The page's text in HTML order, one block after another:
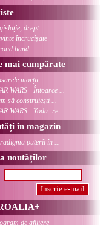
drept
încrucișate
hand
mai cumpărate
morții
WARS - Întoarce ...
să construiești ...
WARS - Yoda: re ...
în magazin
puterii în ...
noutăților
de afiliere